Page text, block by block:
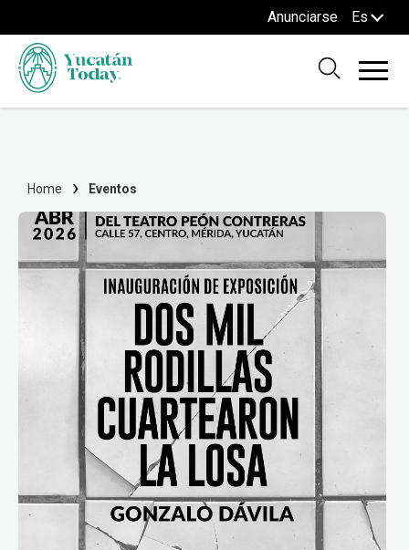
Anunciarse Es
Home Eventos